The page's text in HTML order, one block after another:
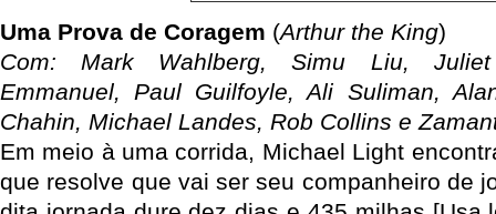
Uma Prova de Coragem (Arthur the King)
Com: Mark Wahlberg, Simu Liu, Juliet
Emmanuel, Paul Guilfoyle, Ali Suliman,
Chahin, Michael Landes, Rob Collins e
Em meio à uma corrida, Michael Light
que resolve que vai ser seu companheiro de